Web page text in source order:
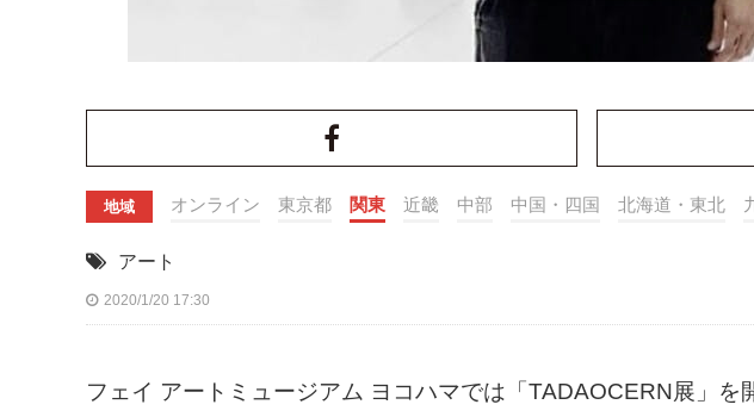
地域 オンライン 東京都 関東 近畿 中部 中国・四国 北海道・東北
アート
2020/1/20 17:30
フェイ アートミュージアム ヨコハマでは「TADAOCERN展」を